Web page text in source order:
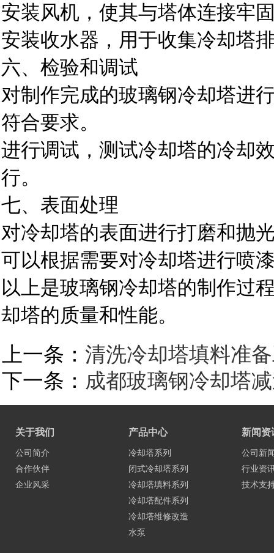
安装风机，使其与塔体连接牢
安装收水器，用于收集冷却塔
六、检验和调试
对制作完成的玻璃钢冷却塔进
符合要求。
进行调试，测试冷却塔的冷却
行。
七、表面处理
对冷却塔的表面进行打磨和抛
可以根据需要对冷却塔进行喷
以上是玻璃钢冷却塔的制作过
却塔的质量和性能。
上一条： 清洗冷却塔填料准
下一条： 成都玻璃钢冷却塔
关于我们
公司简介
合作伙伴
企业风采
产品中心
冷却塔系列
闭式冷却塔系列
冷却塔填料系列
冷却塔配件系列
冷却塔维修改造
水泵
新闻资
公司新
行业资
技术支